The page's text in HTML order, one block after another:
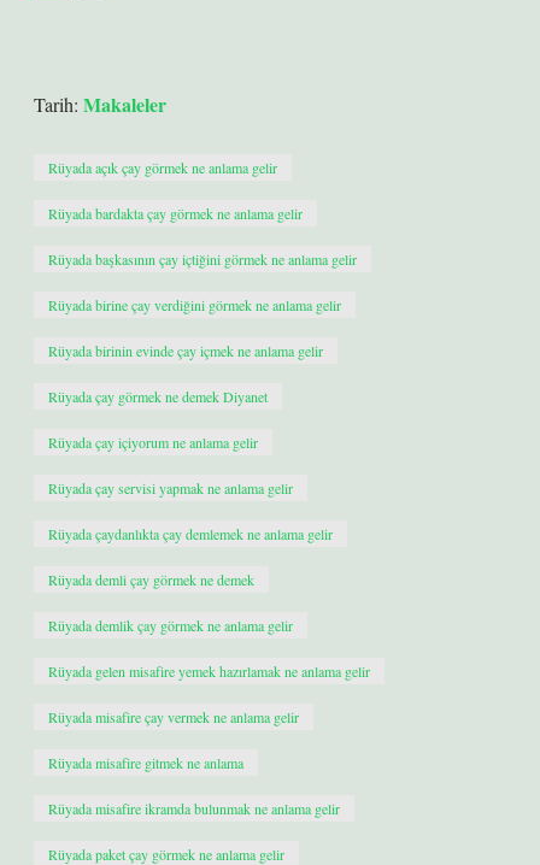
Tarih: Makaleler
Rüyada açık çay görmek ne anlama gelir
Rüyada bardakta çay görmek ne anlama gelir
Rüyada başkasının çay içtiğini görmek ne anlama gelir
Rüyada birine çay verdiğini görmek ne anlama gelir
Rüyada birinin evinde çay içmek ne anlama gelir
Rüyada çay görmek ne demek Diyanet
Rüyada çay içiyorum ne anlama gelir
Rüyada çay servisi yapmak ne anlama gelir
Rüyada çaydanlıkta çay demlemek ne anlama gelir
Rüyada demli çay görmek ne demek
Rüyada demlik çay görmek ne anlama gelir
Rüyada gelen misafire yemek hazırlamak ne anlama gelir
Rüyada misafire çay vermek ne anlama gelir
Rüyada misafire gitmek ne anlama
Rüyada misafire ikramda bulunmak ne anlama gelir
Rüyada paket çay görmek ne anlama gelir